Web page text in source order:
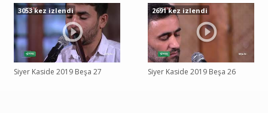
Siyer Kaside 2019 Beşa 27
3053 kez izlendi
Siyer Kaside 2019 Beşa 26
2691 kez izlendi